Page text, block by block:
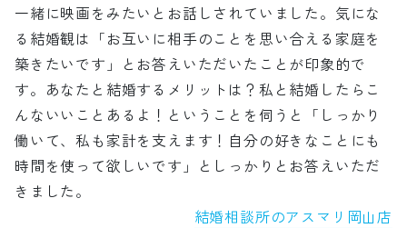
一緒に映画をみたいとお話しされていました。気にな
る結婚観は「お互いに相手のことを思い合える家庭を
築きたいです」とお答えいただいたことが印象的で
す。あなたと結婚するメリットは？私と結婚したらこ
んないいことあるよ！ということを伺うと「しっかり
働いて、私も家計を支えます！自分の好きなことにも
時間を使って欲しいです」としっかりとお答えいただ
きました。
結婚相談所のアスマリ岡山店